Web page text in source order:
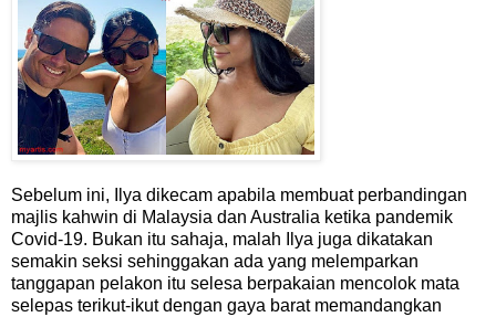
Sebelum ini, Ilya dikecam apabila membuat perbandingan
majlis kahwin di Malaysia dan Australia ketika pandemik
Covid-19. Bukan itu sahaja, malah Ilya juga dikatakan
semakin seksi sehinggakan ada yang melemparkan
tanggapan pelakon itu selesa berpakaian mencolok mata
selepas terikut-ikut dengan gaya barat memandangkan